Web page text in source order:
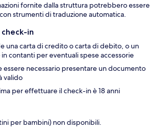
fornite dalla struttura potrebbero essere
strumenti di traduzione automatica.
check-in
una carta di credito o carta di debito, o un
contanti per eventuali spese accessorie
essere necessario presentare un documento
valido
per effettuare il check-in è 18 anni
per bambini) non disponibili.